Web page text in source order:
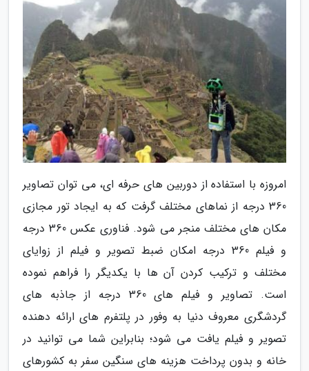
امروزه با استفاده از دوربین های حرفه ای، می توان تصاویر
360 درجه از نماهای مختلف گرفت که به ایجاد تور مجازی
مکان های مختلف منجر می شود. فناوری عکس 360 درجه
و فیلم 360 درجه امکان ضبط تصویر و فیلم از زوایای
مختلف و ترکیب کردن آن ها با یکدیگر را فراهم نموده
است. تصاویر و فیلم های 360 درجه از جاذبه های
گردشگری معروف دنیا به وفور در پلتفرم های ارائه دهنده
تصویر و فیلم یافت می شود؛ بنابراین شما می توانید در
خانه و بدون پرداخت هزینه های سنگین سفر به کشورهای